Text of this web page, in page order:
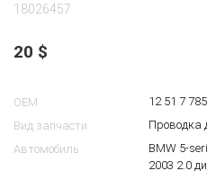
18026457
20 $
OEM
12 51 7
Вид запчасти
Проводка
Автомобиль
BMW 5-
2003 2.0